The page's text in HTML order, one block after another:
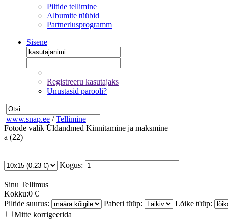
Piltide tellimine
Albumite tüübid
Partnerlusprogramm
Sisene
Registreeru kasutajaks
Unustasid parooli?
www.snap.ee / Tellimine
Fotode valik Üldandmed Kinnitamine ja maksmine
a (22)
Kogus:
Sinu Tellimus
Kokku:0 €
Piltide suurus:
Paberi tüüp:
Lõike tüüp:
Mitte korrigeerida